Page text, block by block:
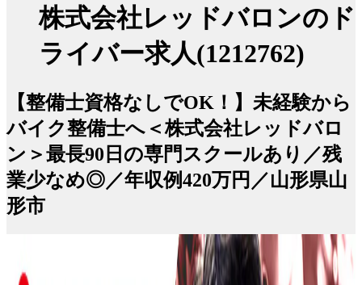
株式会社レッドバロンのド
ライバー求人(1212762)
【整備士資格なしでOK！】未経験から
バイク整備士へ＜株式会社レッドバロ
ン＞最長90日の専門スクールあり／残
業少なめ◎／年収例420万円／山形県山
形市